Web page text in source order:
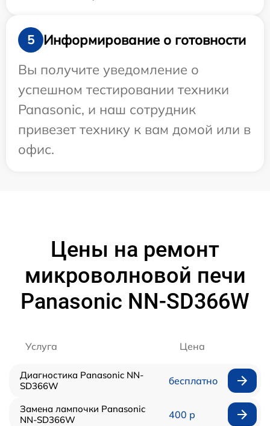
5
Информирование о готовности
Вы получите уведомление о
успешном тестировании техники
Panasonic, и наш сотрудник
привезет технику к вам домой или в
офис.
Цены на ремонт
микроволновой печи
Panasonic NN-SD366W
Услуга Цена
Диагностика Panasonic NN-
SD366W
бесплатно
Замена лампочки Panasonic
NN-SD366W
400 р